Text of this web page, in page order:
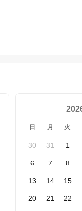
日 月 火
30 31 1
6 7 8
13 14 15
20 21 22